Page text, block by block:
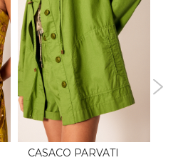
CASACO PARVATI